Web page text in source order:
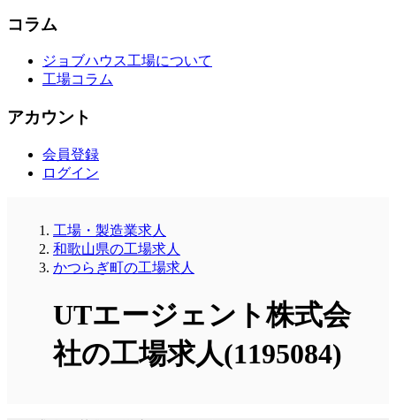
コラム
ジョブハウス工場について
工場コラム
アカウント
会員登録
ログイン
工場・製造業求人
和歌山県の工場求人
かつらぎ町の工場求人
UTエージェント株式会
社の工場求人(1195084)